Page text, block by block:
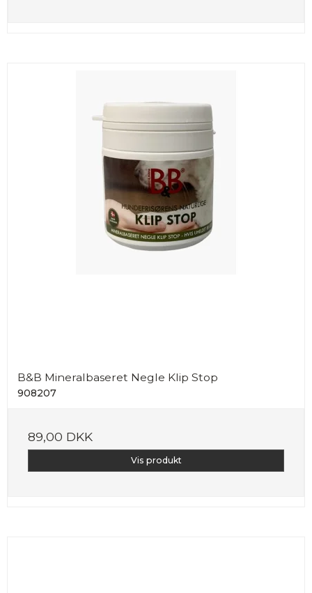
B&B Mineralbaseret Negle Klip Stop
908207
89,00 DKK
Vis produkt